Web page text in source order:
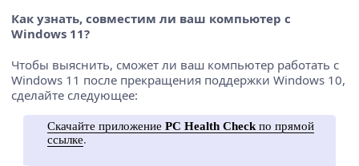
Как узнать, совместим ли ваш компьютер с
Windows 11?
Чтобы выяснить, сможет ли ваш компьютер работать с
Windows 11 после прекращения поддержки Windows 10,
сделайте следующее:
Скачайте приложение PC Health Check по прямой
ссылке.